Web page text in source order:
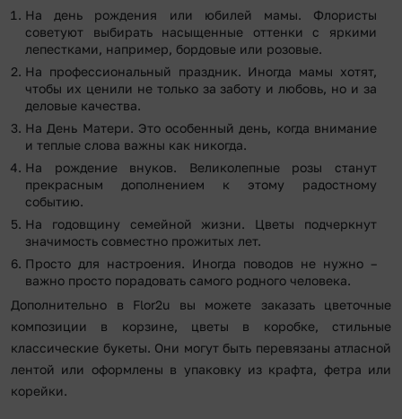
На день рождения или юбилей мамы. Флористы
советуют выбирать насыщенные оттенки с яркими
лепестками, например, бордовые или розовые.
На профессиональный праздник. Иногда мамы хотят,
чтобы их ценили не только за заботу и любовь, но и за
деловые качества.
На День Матери. Это особенный день, когда внимание
и теплые слова важны как никогда.
На рождение внуков. Великолепные розы станут
прекрасным дополнением к этому радостному
событию.
На годовщину семейной жизни. Цветы подчеркнут
значимость совместно прожитых лет.
Просто для настроения. Иногда поводов не нужно –
важно просто порадовать самого родного человека.
Дополнительно в Flor2u вы можете заказать цветочные
композиции в корзине, цветы в коробке, стильные
классические букеты. Они могут быть перевязаны атласной
лентой или оформлены в упаковку из крафта, фетра или
корейки.